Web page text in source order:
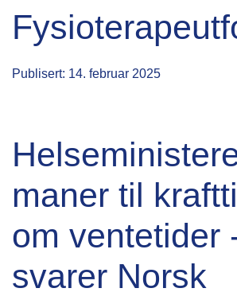
Publisert: 14. februar 2025
maner til
om ventetider
svarer Norsk